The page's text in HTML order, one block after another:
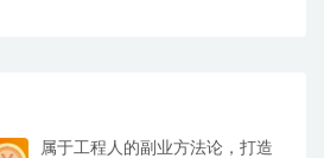
属于工程人的副业方法论，打造